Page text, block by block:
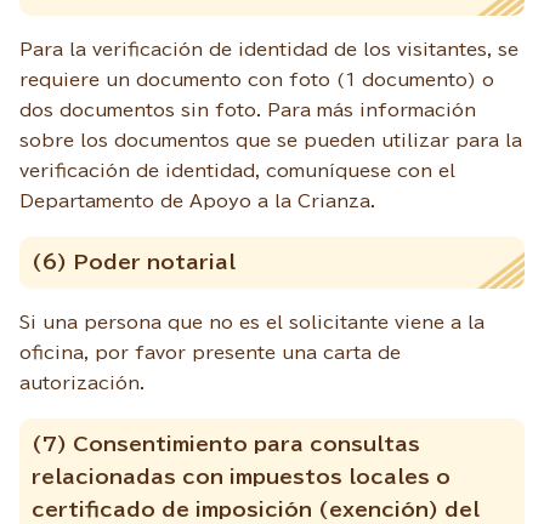
Para la verificación de identidad de los visitantes, se
requiere un documento con foto (1 documento) o
dos documentos sin foto. Para más información
sobre los documentos que se pueden utilizar para la
verificación de identidad, comuníquese con el
Departamento de Apoyo a la Crianza.
(6) Poder notarial
Si una persona que no es el solicitante viene a la
oficina, por favor presente una carta de
autorización.
(7) Consentimiento para consultas
relacionadas con impuestos locales o
certificado de imposición (exención) del